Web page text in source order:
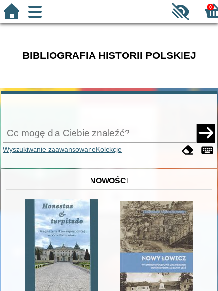
0
BIBLIOGRAFIA HISTORII POLSKIEJ
Wyszukiwanie zaawansowaneKolekcje
NOWOŚCI